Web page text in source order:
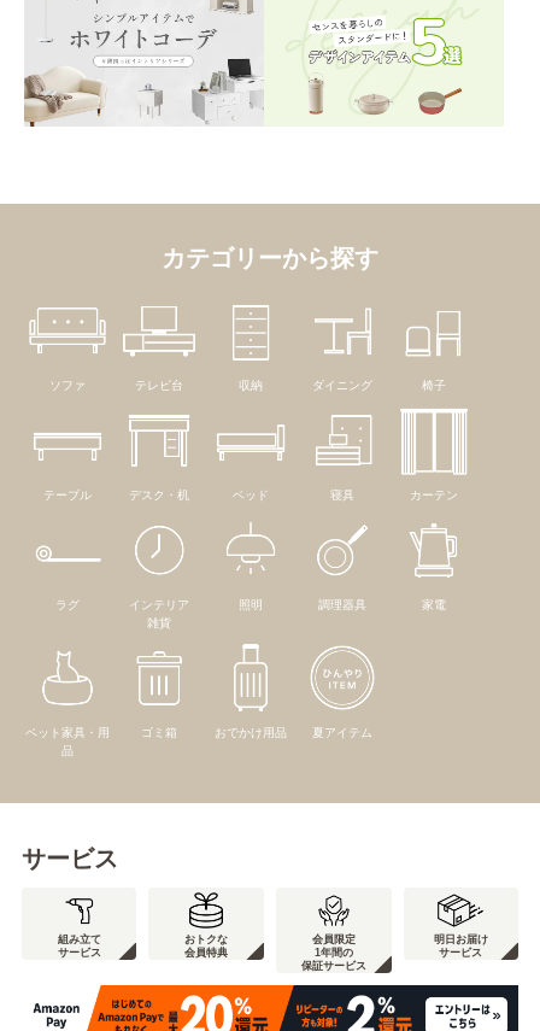
カテゴリーから探す
ソファ テレビ台 収納 ダイニング 椅子
テーブル デスク・机 ベッド 寝具 カーテン
ラグ
インテリア
雑貨
照明 調理器具 家電
ペット家具・用
品
ゴミ箱 おでかけ用品 夏アイテム
サービス
組み立て
サービス
おトクな
会員特典
会員限定
1年間の
保証サービス
明日お届け
サービス